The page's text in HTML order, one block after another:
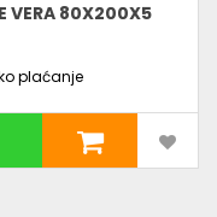
VERA 80X200X5
plaćanje